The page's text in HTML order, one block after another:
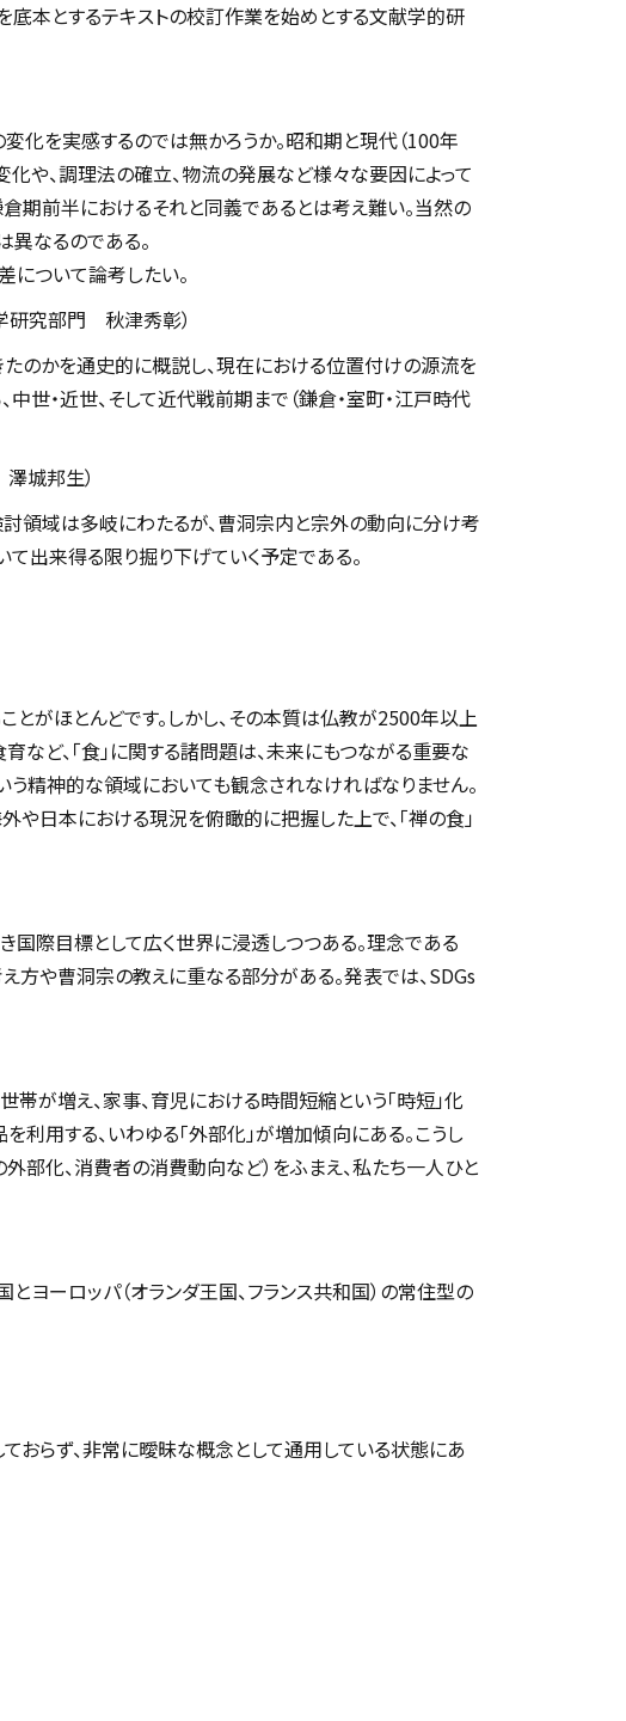
本とするテキストの校訂作業を始めとする文献学的研
化を実感するのでは無かろうか。昭和期と現代（100年
や、調理法の確立、物流の発展など様々な要因によって
期前半におけるそれと同義であるとは考え難い。当然の
異なるのである。
ついて論考したい。
研究部門 秋津秀彰）
たのかを通史的に概説し、現在における位置付けの源流を
世・近世、そして近代戦前期まで（鎌倉・室町・江戸時代
城邦生）
領域は多岐にわたるが、曹洞宗内と宗外の動向に分け考
出来得る限り掘り下げていく予定である。
とがほとんどです。しかし、その本質は仏教が2500年以上
など、「食」に関する諸問題は、未来にもつながる重要な
う精神的な領域においても観念されなければなりません。
日本における現況を俯瞰的に把握した上で、「禅の食」
国際目標として広く世界に浸透しつつある。理念である
方や曹洞宗の教えに重なる部分がある。発表では、SDGs
が増え、家事、育児における時間短縮という「時短」化
用する、いわゆる「外部化」が増加傾向にある。こうし
部化、消費者の消費動向など）をふまえ、私たち一人ひと
ーロッパ（オランダ王国、フランス共和国）の常住型の
おらず、非常に曖昧な概念として通用している状態にあ